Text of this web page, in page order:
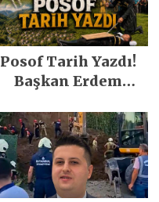
Posof Tarih Yazdı!
Başkan Erdem
Emeğiyle Son
Yılların En Büyük
Festivali
Gerçekleşti